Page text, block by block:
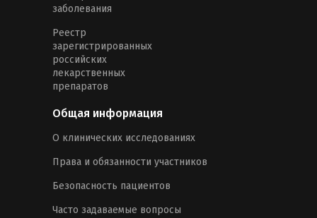
заболевания
Реестр
зарегистрированных
российских
лекарственных
препаратов
Общая информация
О клинических исследованиях
Права и обязанности участников
Безопасность пациентов
Часто задаваемые вопросы